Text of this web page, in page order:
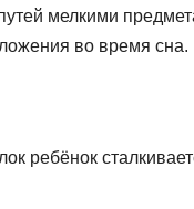
мелкими
во время сна.
ребёнок